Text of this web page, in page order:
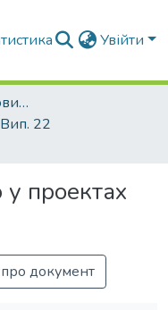
Увійти
Вибрані статті з наукових збірників КНУБА
Вип. 22
у проектах
документ